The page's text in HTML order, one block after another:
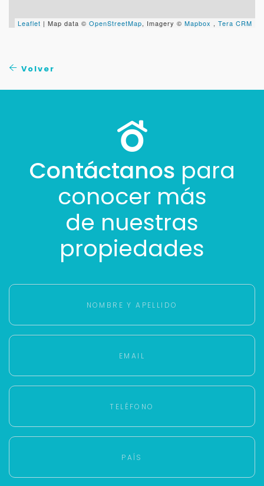
Leaflet | Map data © OpenStreetMap, Imagery © Mapbox , Tera CRM
Volver
Contáctanos para
conocer más
de nuestras
propiedades